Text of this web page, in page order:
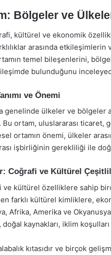
Bölgeler ve
kültürel ve ekonomik
arasında
temel bileşenlerini,
bulunduğunu
ve Önemi
genelinde ülkeler ve bölgeler
ortam, uluslararası ticaret,
ortamın önemi, ülkeler
işbirliğinin gerekliliği ile
Coğrafi ve Kültürel
kültürel özelliklere sahip
farklı kültürel kimliklere,
Afrika, Amerika ve
doğal kaynakları, iklim
kıtasıdır ve birçok